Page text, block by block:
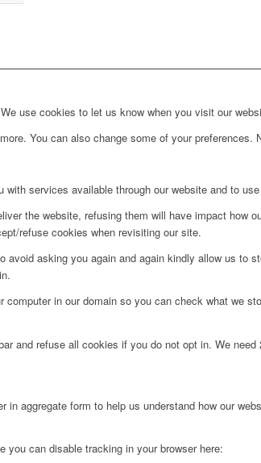
use cookies to let us know when you visit our
You can also change some of your
services available through our website and to
the website, refusing them will have impact
refuse cookies when revisiting our site.
asking you again and again kindly allow us
in our domain so you can check what we
and refuse all cookies if you do not opt in. We
aggregate form to help us understand how our
can disable tracking in your browser here: